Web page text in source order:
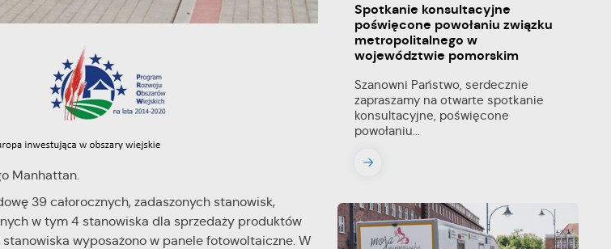
Manhattan.
39 całorocznych, zadaszonych stanowisk,
w tym 4 stanowiska dla sprzedaży produktów
wyposażono w panele fotowoltaiczne. W
Spotkanie konsultacyjne
poświęcone powołaniu związku
metropolitalnego w
województwie pomorskim
Szanowni Państwo, serdecznie
zapraszamy na otwarte spotkanie
konsultacyjne, poświęcone
powołaniu...